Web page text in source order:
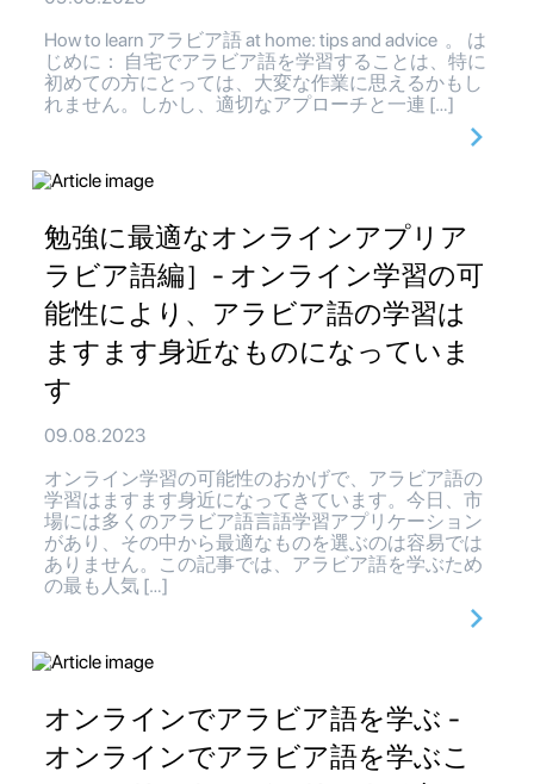
How to learn アラビア語 at home: tips and advice 。 は
じめに： 自宅でアラビア語を学習することは、特に
初めての方にとっては、大変な作業に思えるかもし
れません。しかし、適切なアプローチと一連 […]
勉強に最適なオンラインアプリア
ラビア語編］- オンライン学習の可
能性により、アラビア語の学習は
ますます身近なものになっていま
す
09.08.2023
オンライン学習の可能性のおかげで、アラビア語の
学習はますます身近になってきています。今日、市
場には多くのアラビア語言語学習アプリケーション
があり、その中から最適なものを選ぶのは容易では
ありません。この記事では、アラビア語を学ぶため
の最も人気 […]
オンラインでアラビア語を学ぶ -
オンラインでアラビア語を学ぶこ